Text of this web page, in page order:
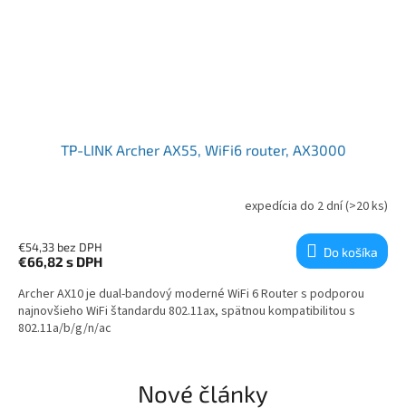
TP-LINK Archer AX55, WiFi6 router, AX3000
expedícia do 2 dní(>20 ks)
€54,33 bez DPH
€66,82 s DPH
Do košíka
Archer AX10 je dual-bandový moderné WiFi 6 Router s podporou
najnovšieho WiFi štandardu 802.11ax, spätnou kompatibilitou s
802.11a/b/g/n/ac
Nové články